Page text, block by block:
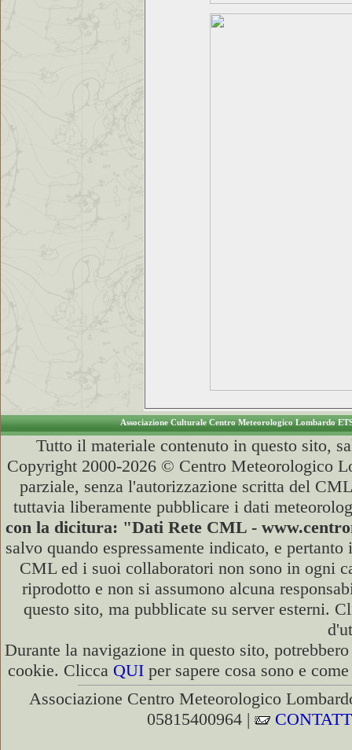
Associazione Culturale Centro Meteorologico Lombardo
Tutto il materiale contenuto in questo sito,
Copyright 2000-2026 © Centro Meteorologico
parziale, senza l'autorizzazione scritta del
tuttavia liberamente pubblicare i dati
con la dicitura: "Dati Rete CML -
salvo quando espressamente indicato, e
CML ed i suoi collaboratori non sono in ogni
riprodotto e non si assumono alcuna
questo sito, ma pubblicate su server esterni.
Durante la navigazione in questo sito,
cookie. Clicca QUI per sapere cosa sono e
Associazione Centro Meteorologico
05815400964 |